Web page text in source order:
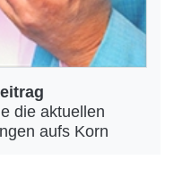
die aktuellen
aufs Korn